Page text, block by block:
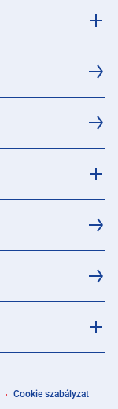
Cookie szabályzat